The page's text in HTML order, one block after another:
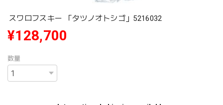
スワロフスキー 「タツノオトシゴ」5216032
¥128,700
数量